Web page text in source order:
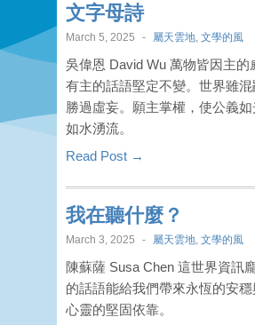
文字母詩
March 5, 2025 - 屬天雲地 文學的風
吳偉恩 David Wu 萬物皆因主的
有主的話語堅定不變。世界雖
勝過虛妄。願主掌權，使公義
如水湧流。
Read Post →
我在聽什麼？
March 3, 2025 - 屬天雲地 文學的風
陳蘇薩 Susa Chen 這世界資訊
的話語能給我們帶來永恆的安
心靈的堅固依靠。